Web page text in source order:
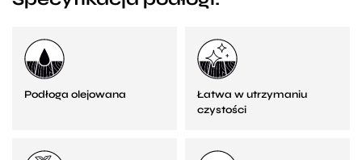
Podłoga olejowana
Łatwa w utrzymaniu
czystości